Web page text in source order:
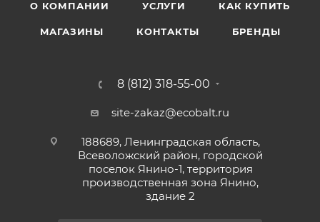
О КОМПАНИИ УСЛУГИ КАК КУПИТЬ
МАГАЗИНЫ КОНТАКТЫ БРЕНДЫ
8 (812) 318-55-00
site-zakaz@ecobalt.ru
188689, Ленинградская область,
Всеволожский район, городской
поселок Янино-1, территория
производственная зона Янино,
здание 2